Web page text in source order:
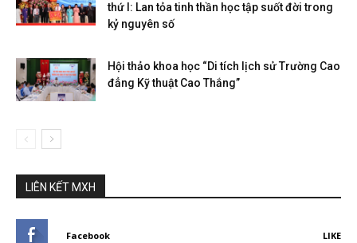
thứ I: Lan tỏa tinh thần học tập suốt đời trong
kỷ nguyên số
Hội thảo khoa học “Di tích lịch sử Trường Cao
đẳng Kỹ thuật Cao Thắng”
LIÊN KẾT MXH
Facebook LIKE